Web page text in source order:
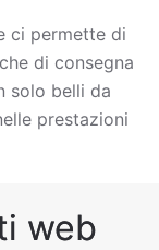
ci permette di
di consegna
solo belli da
prestazioni
web